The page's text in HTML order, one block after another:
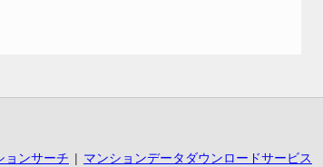
ョンサーチ マンションデータダウンロードサービス